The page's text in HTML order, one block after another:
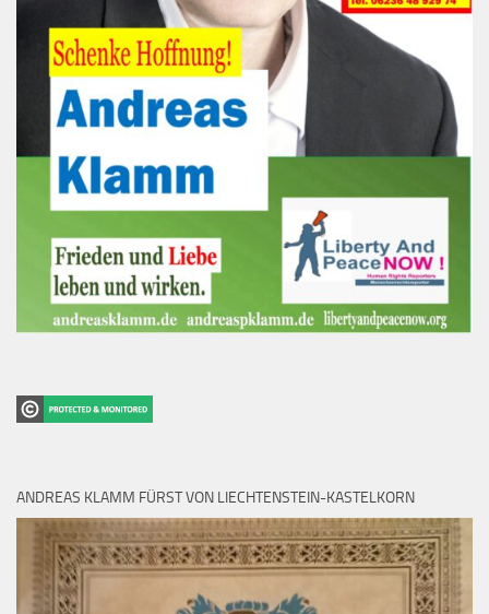
ANDREAS KLAMM FÜRST VON LIECHTENSTEIN-KASTELKORN